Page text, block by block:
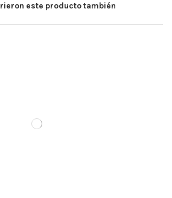
este producto también